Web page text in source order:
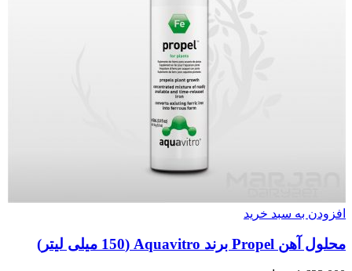
افزودن به سبد خرید
محلول آهن Propel برند Aquavitro (150 میلی لیتر)